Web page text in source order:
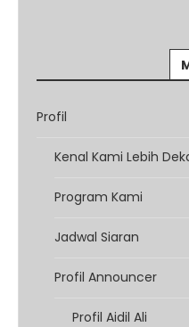
Profil
Kenal Kami Lebih
Program Kami
Jadwal Siaran
Profil Announcer
Profil Aidil Ali